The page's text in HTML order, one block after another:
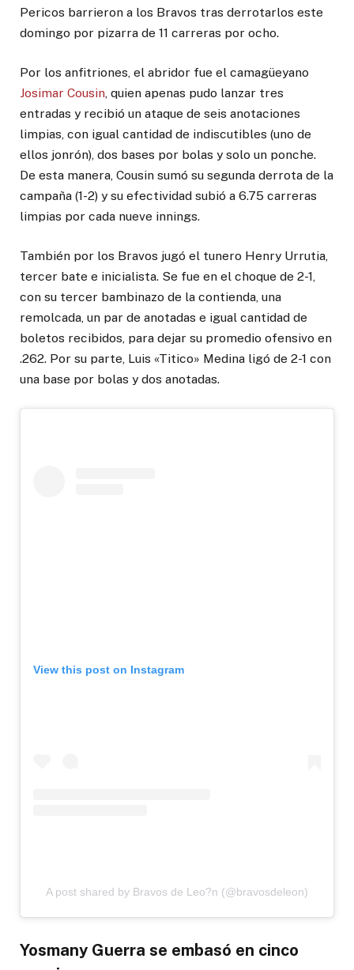
Pericos barrieron a los Bravos tras derrotarlos este
domingo por pizarra de 11 carreras por ocho.
Por los anfitriones, el abridor fue el camagüeyano
Josimar Cousin , quien apenas pudo lanzar tres
entradas y recibió un ataque de seis anotaciones
limpias, con igual cantidad de indiscutibles (uno de
ellos jonrón), dos bases por bolas y solo un ponche.
De esta manera, Cousin sumó su segunda derrota de la
campaña (1-2) y su efectividad subió a 6.75 carreras
limpias por cada nueve innings.
También por los Bravos jugó el tunero Henry Urrutia,
tercer bate e inicialista. Se fue en el choque de 2-1,
con su tercer bambinazo de la contienda, una
remolcada, un par de anotadas e igual cantidad de
boletos recibidos, para dejar su promedio ofensivo en
.262. Por su parte, Luis «Titico» Medina ligó de 2-1 con
una base por bolas y dos anotadas.
View this post on Instagram
A post shared by Bravos de Leo?n (@bravosdeleon)
Yosmany Guerra se embasó en cinco